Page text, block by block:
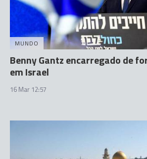
MUNDO
Benny Gantz encarregado de
em Israel
16 Mar 12:57